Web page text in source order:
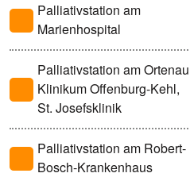
Palliativstation am
Marienhospital
Palliativstation am Ortenau
Klinikum Offenburg-Kehl,
St. Josefsklinik
Palliativstation am Robert-
Bosch-Krankenhaus